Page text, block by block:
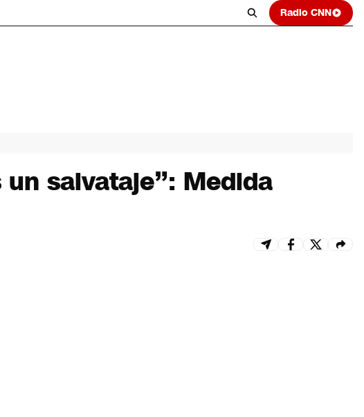
Radio CNN
salvataje”: Medida